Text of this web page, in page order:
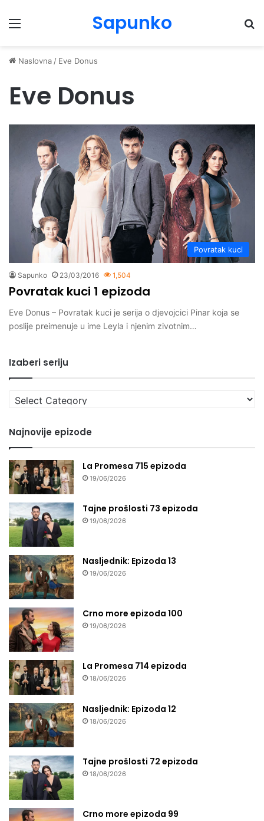
Menu Sapunko
Naslovna / Eve Donus
Eve Donus
Povratak kuci
Sapunko 23/03/2016 1,504
Povratak kuci 1 epizoda
Eve Donus – Povratak kuci je serija o djevojcici Pinar koja se
poslije preimenuje u ime Leyla i njenim zivotnim…
Izaberi seriju
Izaberi
seriju
Najnovije epizode
La Promesa 715 epizoda
19/06/2026
Tajne prošlosti 73 epizoda
19/06/2026
Nasljednik: Epizoda 13
19/06/2026
Crno more epizoda 100
19/06/2026
La Promesa 714 epizoda
18/06/2026
Nasljednik: Epizoda 12
18/06/2026
Tajne prošlosti 72 epizoda
18/06/2026
Crno more epizoda 99